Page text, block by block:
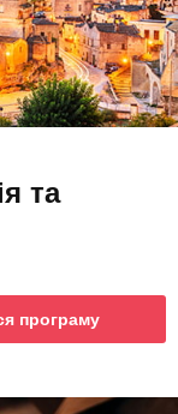
та
програму